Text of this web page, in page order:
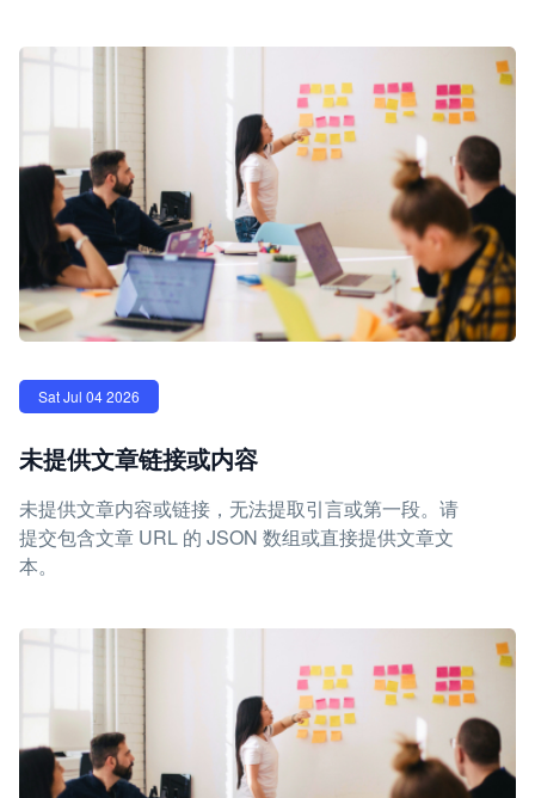
Sat Jul 04 2026
未提供文章链接或内容
未提供文章内容或链接，无法提取引言或第一段。请
提交包含文章 URL 的 JSON 数组或直接提供文章文
本。